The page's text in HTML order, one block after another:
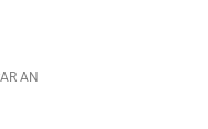
AN